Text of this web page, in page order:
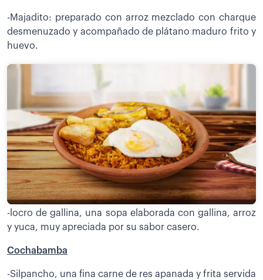
-Majadito: preparado con arroz mezclado con charque
desmenuzado y acompañado de plátano maduro frito y
huevo.
-locro de gallina, una sopa elaborada con gallina, arroz
y yuca, muy apreciada por su sabor casero.
Cochabamba
-Silpancho, una fina carne de res apanada y frita servida